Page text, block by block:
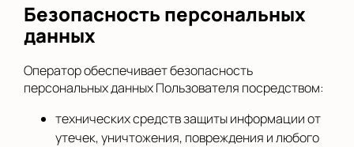
Безопасность персональных
данных
Оператор обеспечивает безопасность
персональных данных Пользователя посредством:
технических средств защиты информации от
утечек, уничтожения, повреждения и любого